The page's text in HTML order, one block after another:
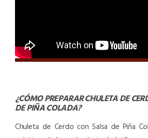
¿CÓMO PREPARARCHULETA DE
DE PIÑA COLADA?
Chuleta de Cerdo con Salsa de Piña